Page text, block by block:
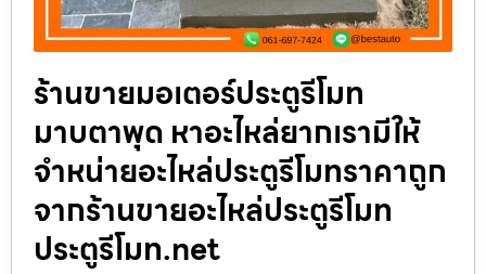
ร้านขายมอเตอร์ประตูรีโมท
มาบตาพุด หาอะไหล่ยากเรามีให้
จำหน่ายอะไหล่ประตูรีโมทราคาถูก
จากร้านขายอะไหล่ประตูรีโมท
ประตูรีโมท.net